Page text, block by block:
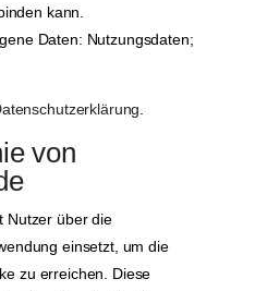
kann.
Daten: Nutzungsdaten;
.
von
Nutzer über die
einsetzt, um die
zu erreichen. Diese